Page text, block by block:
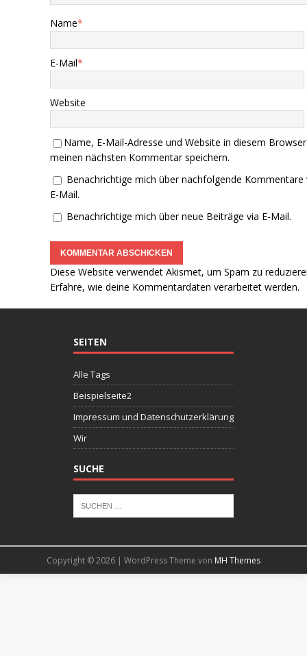
Name*
E-Mail*
Website
Name, E-Mail-Adresse und Website in diesem
meinen nächsten Kommentar speichern.
Benachrichtige mich über nachfolgende Kommentare
E-Mail.
Benachrichtige mich über neue Beiträge via E-Mail.
Diese Website verwendet Akismet, um Spam zu
Erfahre, wie deine Kommentardaten verarbeitet werden.
SEITEN
Alle Tags
Beispielseite2
Impressum und Datenschutzerklärung
Wir
SUCHE
Copyright © 2026 | WordPress Theme von MH Themes